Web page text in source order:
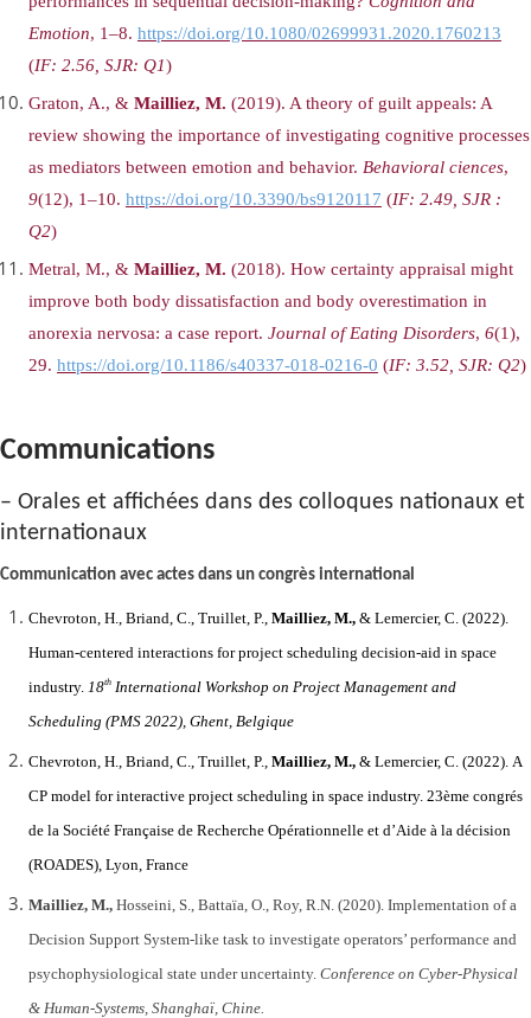
Emotion, 1–8. https://doi.org/10.1080/02699931.2020.1760213
(IF: 2.56, SJR: Q1)
Graton, A., & Mailliez, M. (2019). A theory of guilt appeals: A
review showing the importance of investigating cognitive processes
as mediators between emotion and behavior. Behavioral ciences,
9(12), 1–10. https://doi.org/10.3390/bs9120117 (IF: 2.49, SJR :
Q2)
Metral, M., & Mailliez, M. (2018). How certainty appraisal might
improve both body dissatisfaction and body overestimation in
anorexia nervosa: a case report. Journal of Eating Disorders, 6(1),
29. https://doi.org/10.1186/s40337-018-0216-0 (IF: 3.52, SJR: Q2)
Communications
– Orales et affichées dans des colloques nationaux et
internationaux
Communication avec actes dans un congrès international
Chevroton, H., Briand, C., Truillet, P., Mailliez, M., & Lemercier, C. (2022).
Human-centered interactions for project scheduling decision-aid in space
industry. 18thInternational Workshop on Project Management and
Scheduling (PMS 2022), Ghent, Belgique
Chevroton, H., Briand, C., Truillet, P., Mailliez, M., & Lemercier, C. (2022). A
CP model for interactive project scheduling in space industry. 23ème congrés
de la Société Française de Recherche Opérationnelle et d’Aide à la décision
(ROADES), Lyon, France
Mailliez, M., Hosseini, S., Battaïa, O., Roy, R.N. (2020). Implementation of a
Decision Support System-like task to investigate operators’ performance and
psychophysiological state under uncertainty. Conference on Cyber-Physical
& Human-Systems, Shanghaï, Chine.